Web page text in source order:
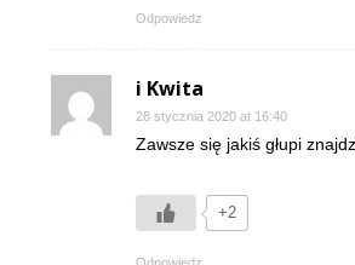
Odpowiedz
i Kwita
28 stycznia 2020 at 16:40
Zawsze się jakiś głupi
+2